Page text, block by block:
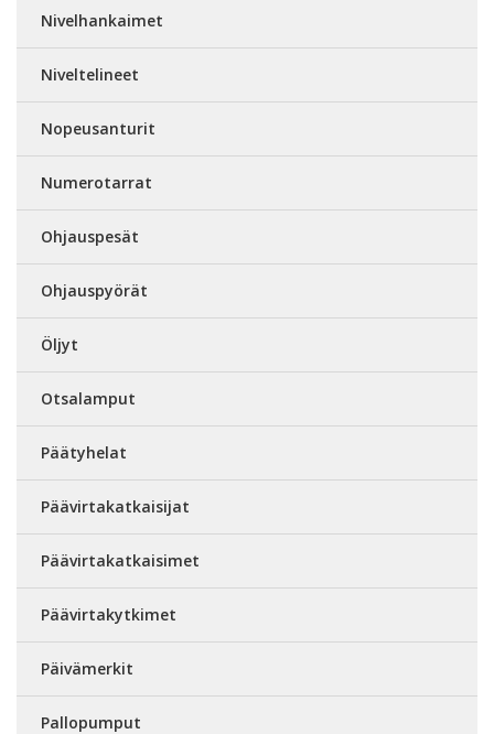
Nivelhankaimet
Niveltelineet
Nopeusanturit
Numerotarrat
Ohjauspesät
Ohjauspyörät
Öljyt
Otsalamput
Päätyhelat
Päävirtakatkaisijat
Päävirtakatkaisimet
Päävirtakytkimet
Päivämerkit
Pallopumput